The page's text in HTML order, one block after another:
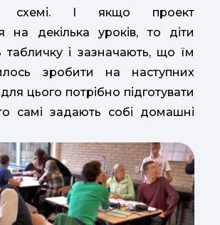
схемі. І якщо проект
на декілька уроків, то діти
табличку і зазначають, що їм
зробити на наступних
цього потрібно підготувати
самі задають собі домашні